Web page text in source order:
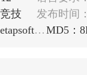
技 发布时间：
包名：com.doubletapsoftware.basketballbattle